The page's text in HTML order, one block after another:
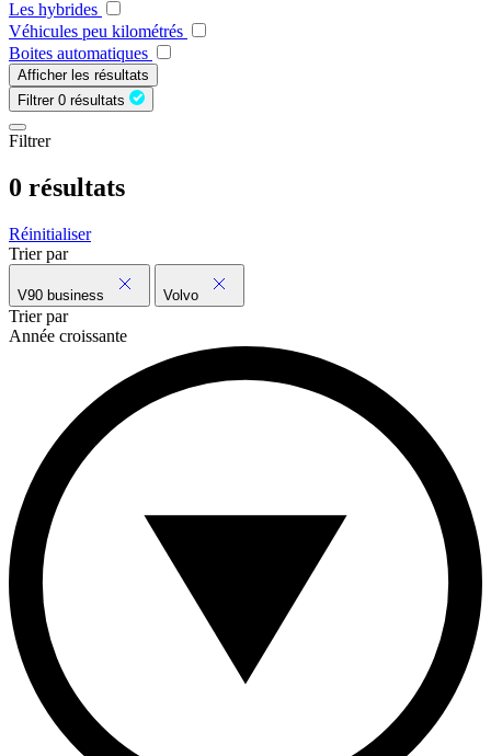
Les hybrides
Véhicules peu kilométrés
Boites automatiques
Afficher les résultats
Filtrer 0 résultats
Filtrer
0 résultats
Réinitialiser
Trier par
V90 business Volvo
Trier par
Année croissante